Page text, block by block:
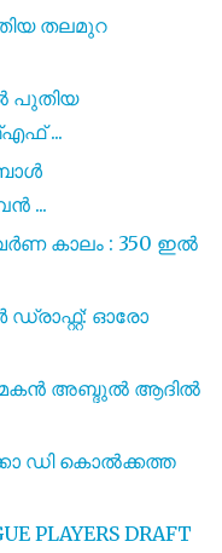
തലമുറ
പുതിയ
...
...
കാലം : 350 ഇൽ
ഓരോ
അബ്ദുൽ ആദിൽ
ഡി കൊൽക്കത്ത
PLAYERS DRAFT